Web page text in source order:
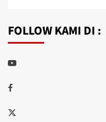
FOLLOW KAMI DI :
Youtube
Facebook
Twitter